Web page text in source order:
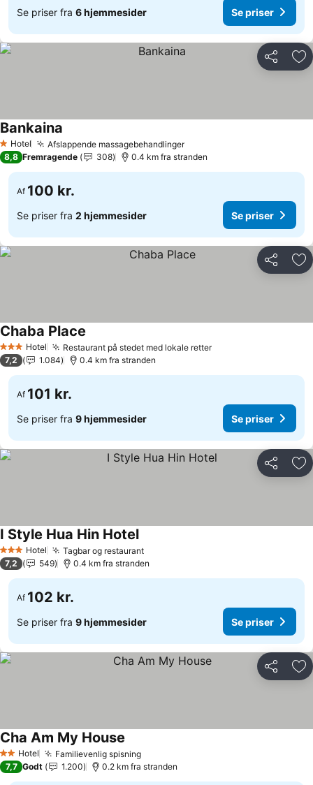
Se priser fra 6 hjemmesider Se priser
Del
1 Stjerner
Hotel Afslappende massagebehandlingerSe priser
Bankaina
8,8 Fremragende 308 0.4 km fra stranden
Af 100 kr.
Se priser fra 2 hjemmesider Se priser
Del
3 StjernerHotel Restaurant på stedet med lokale retterSe priser
Chaba Place
7,2 1.084 0.4 km fra stranden
Af 101 kr.
Se priser fra 9 hjemmesider Se priser
Del
3 StjernerHotel Tagbar og restaurantSe priser
I Style Hua Hin HotelSe priser
7,2 549 0.4 km fra stranden
Af 102 kr.
Se priser fra 9 hjemmesider Se priser
Del
2 Stjerner
Hotel Familievenlig spisningSe priser
Cha Am My House
7,7 Godt 1.200 0.2 km fra stranden